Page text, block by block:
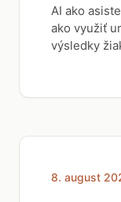
AI ako
ako využiť
výsledky
8. august